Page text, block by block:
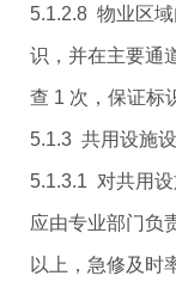
5.1.2.8 物业区
识，并在主要通
查 1 次，保证标
5.1.3 共用设施
5.1.3.1 对共用
应由专业部门负
以上，急修及时